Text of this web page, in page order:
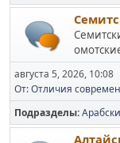
августа 5, 2026, 10:08
От: Отличия
Подразделы